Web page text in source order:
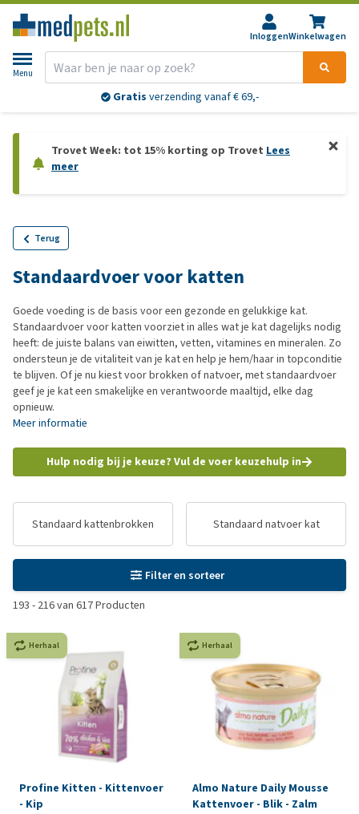
InloggenWinkelwagen
Menu
Gratis verzending vanaf € 69,-
Trovet Week: tot 15% korting op Trovet Lees
meer
Terug
Standaardvoer voor katten
Goede voeding is de basis voor een gezonde en gelukkige kat.
Standaardvoer voor katten voorziet in alles wat je kat dagelijks nodig
heeft: de juiste balans van eiwitten, vetten, vitamines en mineralen. Zo
ondersteun je de vitaliteit van je kat en help je hem/haar in topconditie
te blijven. Of je nu kiest voor brokken of natvoer, met standaardvoer
geef je je kat een smakelijke en verantwoorde maaltijd, elke dag
opnieuw.
Meer informatie
Hulp nodig bij je keuze? Vul de voer keuzehulp in
Standaard kattenbrokken Standaard natvoer kat
Filter en sorteer
193 - 216van 617Producten
Herhaal
Profine Kitten - Kittenvoer
- Kip
Herhaal
Almo Nature Daily Mousse
Kattenvoer - Blik - Zalm